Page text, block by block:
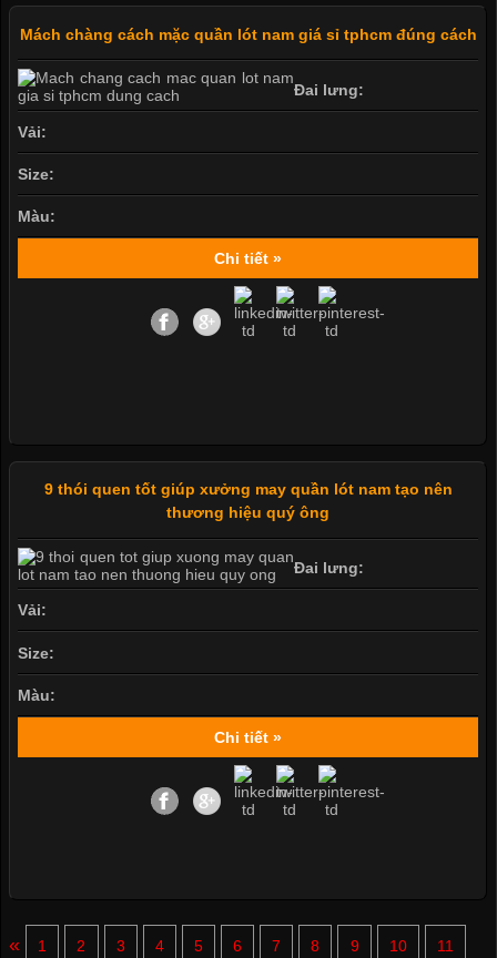
Mách chàng cách mặc quần lót nam giá sỉ tphcm đúng cách
Đai lưng:
Vải:
Size:
Màu:
Chi tiết »
9 thói quen tốt giúp xưởng may quần lót nam tạo nên
thương hiệu quý ông
Đai lưng:
Vải:
Size:
Màu:
Chi tiết »
« 1 2 3 4 5 6 7 8 9 10 11